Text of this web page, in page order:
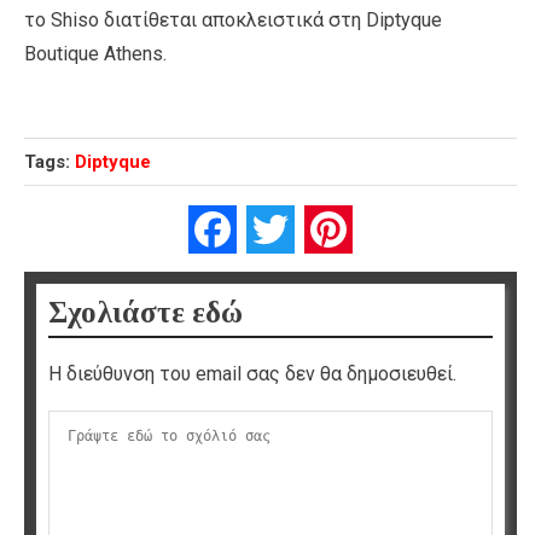
το Shiso διατίθεται αποκλειστικά στη Diptyque
Boutique Athens.
Tags: Diptyque
FacebookTwitter
Σχολιάστε εδώ
Η διεύθυνση του email σας δεν θα δημοσιευθεί.